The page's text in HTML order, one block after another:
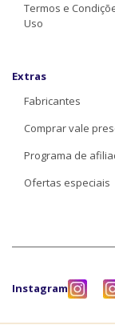
Termos e
Uso
Extras
Fabricantes
Comprar vale
Programa de
Ofertas especiais
Instagram